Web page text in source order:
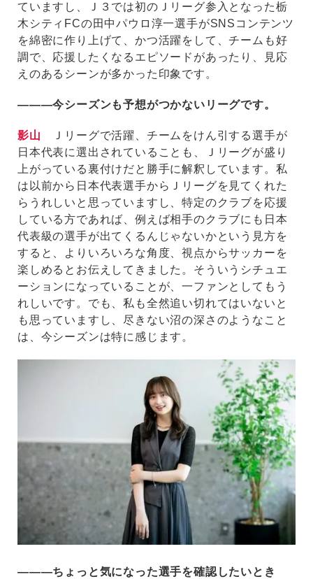
ていますし、Ｊ３では初のＪリーグ参入となった栃
木シティFCの田中パウロ淳一選手がSNSコンテンツ
を綿密に作り上げて、かつ活躍をして、チームも好
調で、応援したくなるエピソードがあったり、見応
えのあるシーンが多かった印象です。
―――今シーズンも予想がつかないリーグです。
影山
Ｊリーグで活躍、チームをけん引する選手が
日本代表に選出されていることも、Ｊリーグが盛り
上がっている裏付けだと勝手に解釈しています。私
は以前から日本代表選手からＪリーグを見てくれた
らうれしいと思っていますし、特定のクラブを応援
している方であれば、例えば相手のクラブにも日本
代表級の選手が出てくるんじゃないかという見方を
すると、よりいろいろな角度、視点からサッカーを
楽しめるとお伝えしてきました。そういうシチュエ
ーションになっていることが、一ファンとしてもう
れしいです。でも、私も全然追い切れてはいないと
も思っていますし、尽きない沼の深さのようなこと
は、今シーズンは特に感じます。
―――ちょっと気になった選手を確認したいとき